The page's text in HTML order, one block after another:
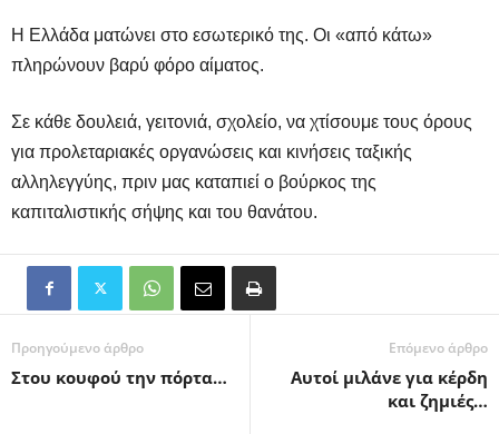
Η Ελλάδα ματώνει στο εσωτερικό της. Οι «από κάτω»
πληρώνουν βαρύ φόρο αίματος.
Σε κάθε δουλειά, γειτονιά, σχολείο, να χτίσουμε τους όρους
για προλεταριακές οργανώσεις και κινήσεις ταξικής
αλληλεγγύης, πριν μας καταπιεί ο βούρκος της
καπιταλιστικής σήψης και του θανάτου.
Προηγούμενο άρθρο
Στου κουφού την πόρτα…
Επόμενο άρθρο
Αυτοί μιλάνε για κέρδη
και ζημιές…